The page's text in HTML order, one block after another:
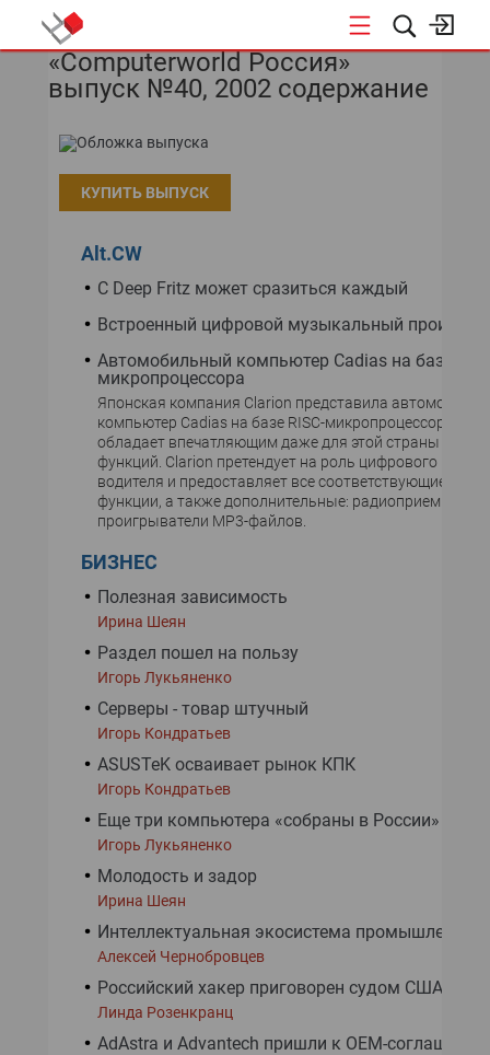
ТЕКУЩИЙ НОМЕР
«Computerworld Россия»
выпуск №40, 2002 содержание
КУПИТЬ ВЫПУСК
Alt.CW
С Deep Fritz может сразиться каждый
Встроенный цифровой музыкальный
Автомобильный компьютер Cadias на базе
микропроцессора
Японская компания Clarion представила
компьютер Cadias на базе RISC-микропроцессора,
обладает впечатляющим даже для этой страны
функций. Clarion претендует на роль цифрового
водителя и предоставляет все соответствующие этой
функции, а также дополнительные: радиоприемник,
проигрыватели MP3-файлов.
БИЗНЕС
Полезная зависимость
Ирина Шеян
Раздел пошел на пользу
Игорь Лукьяненко
Серверы - товар штучный
Игорь Кондратьев
ASUSTeK осваивает рынок КПК
Игорь Кондратьев
Еще три компьютера «собраны в России»
Игорь Лукьяненко
Молодость и задор
Ирина Шеян
Интеллектуальная экосистема
Алексей Чернобровцев
Российский хакер приговорен судом США
Линда Розенкранц
AdAstra и Advantech пришли к OEM-соглашению